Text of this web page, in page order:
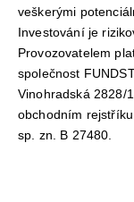
veškerými
Investování je
Provozovatelem
společnost
Vinohradská 2828/
obchodním
sp. zn. B 27480.